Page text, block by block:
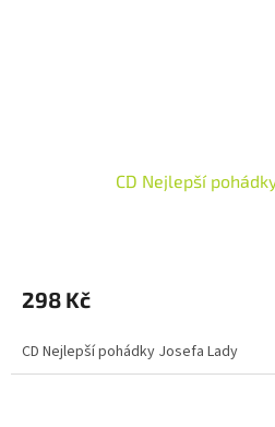
CD Nejlepší
298 Kč
CD Nejlepší pohádky Josefa Lady